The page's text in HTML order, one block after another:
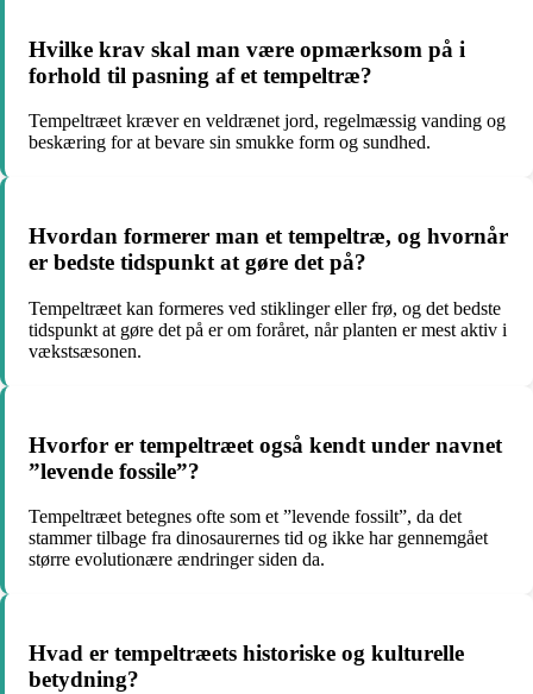
Hvilke krav skal man være opmærksom på i
forhold til pasning af et tempeltræ?
Tempeltræet kræver en veldrænet jord, regelmæssig vanding og
beskæring for at bevare sin smukke form og sundhed.
Hvordan formerer man et tempeltræ, og hvornår
er bedste tidspunkt at gøre det på?
Tempeltræet kan formeres ved stiklinger eller frø, og det bedste
tidspunkt at gøre det på er om foråret, når planten er mest aktiv i
vækstsæsonen.
Hvorfor er tempeltræet også kendt under navnet
”levende fossile”?
Tempeltræet betegnes ofte som et ”levende fossilt”, da det
stammer tilbage fra dinosaurernes tid og ikke har gennemgået
større evolutionære ændringer siden da.
Hvad er tempeltræets historiske og kulturelle
betydning?